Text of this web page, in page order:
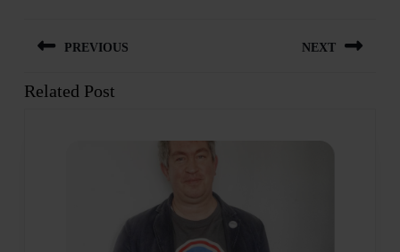
PREVIOUS
Previous
NEXT
Related Post